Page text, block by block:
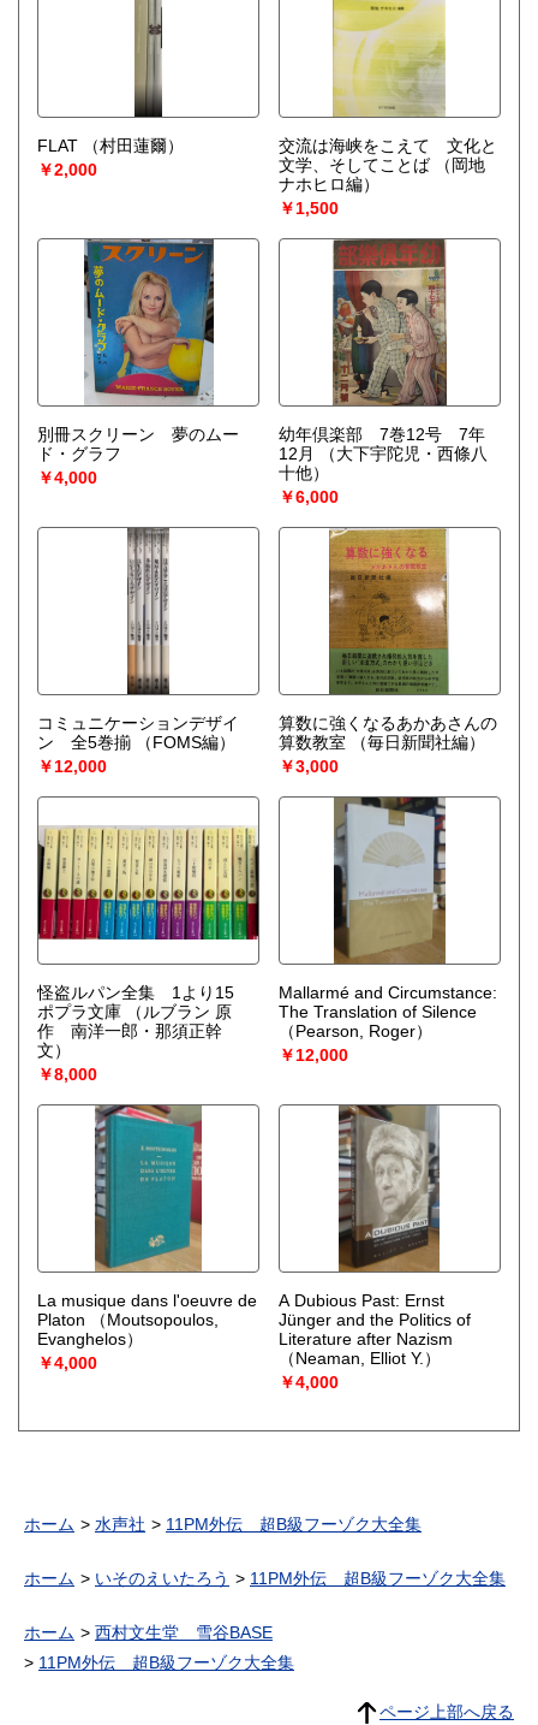
FLAT
（村田蓮爾）
￥2,000
交流は海峡をこえて 文化と
文学、そしてことば
（岡地
ナホヒロ編）
￥1,500
別冊スクリーン 夢のムー
ド・グラフ
￥4,000
幼年倶楽部 7巻12号 7年
12月
（大下宇陀児・西條八
十他）
￥6,000
コミュニケーションデザイ
ン 全5巻揃
（FOMS編）
￥12,000
算数に強くなるあかあさんの
算数教室
（毎日新聞社編）
￥3,000
怪盗ルパン全集 1より15
ポプラ文庫
（ルブラン 原
作 南洋一郎・那須正幹
文）
￥8,000
Mallarmé and Circumstance:
The Translation of Silence
（Pearson, Roger）
￥12,000
La musique dans l'oeuvre de
Platon
（Moutsopoulos,
Evanghelos）
￥4,000
A Dubious Past: Ernst
Jünger and the Politics of
Literature after Nazism
（Neaman, Elliot Y.）
￥4,000
ホーム 水声社 11PM外伝 超B級フーゾク大全集
ホーム いそのえいたろう 11PM外伝 超B級フーゾク大全集
ホーム
西村文生堂 雪谷BASE
11PM外伝 超B級フーゾク大全集
ページ上部へ戻る